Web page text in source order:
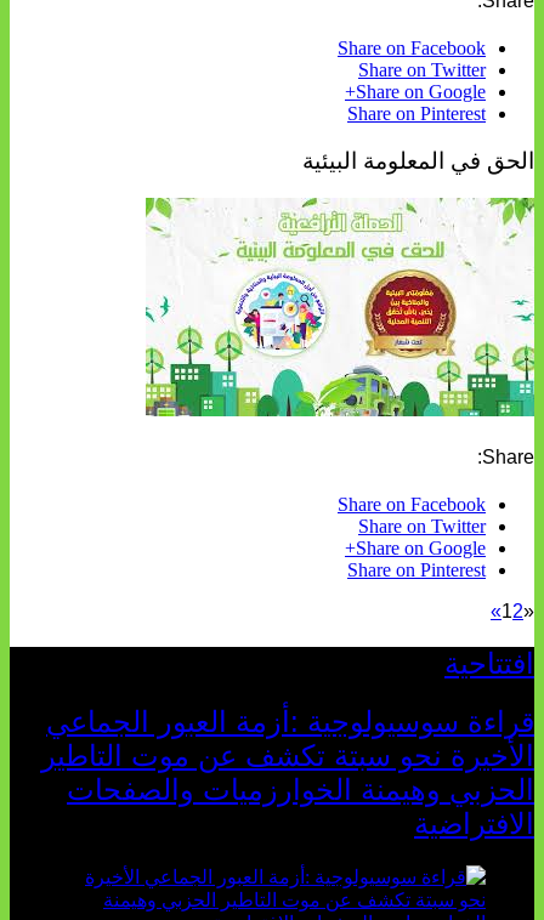
Share on Facebook
Share on Twitter
Share on Google+
Share on Pinterest
الحق في المعلومة البيئية
Share:
Share on Facebook
Share on Twitter
Share on Google+
Share on Pinterest
«
12
»
افتتاحية
قراءة سوسيولوجية :أزمة العبور الجماعي
الأخيرة نحو سبتة تكشف عن موت التاطير
الحزبي وهيمنة الخوارزميات والصفحات
الافتراضية